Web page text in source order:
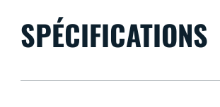
SPÉCIFICATIONS